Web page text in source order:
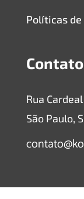
Políticas
Contato
Rua
São Paulo,